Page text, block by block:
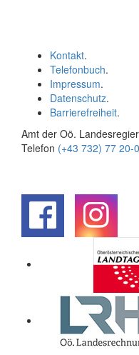
Kontakt.
Telefonbuch.
Impressum.
Datenschutz.
Barrierefreiheit.
Amt der Oö.
Telefon (+43 732) 77 20-0